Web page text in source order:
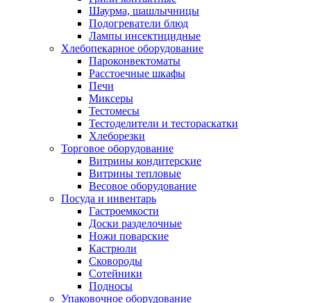
Шаурма, шашлычницы
Подогреватели блюд
Лампы инсектицидные
Хлебопекарное оборудование
Пароконвектоматы
Расстоечные шкафы
Печи
Миксеры
Тестомесы
Тестоделители и тестораскатки
Хлеборезки
Торговое оборудование
Витрины кондитерские
Витрины тепловые
Весовое оборудование
Посуда и инвентарь
Гастроемкости
Доски разделочные
Ножи поварские
Кастрюли
Сковороды
Сотейники
Подносы
Упаковочное оборудование